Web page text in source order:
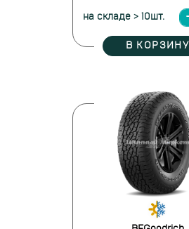
на складе > 10шт.
В КОРЗИНУ